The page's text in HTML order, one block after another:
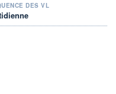
DES VL